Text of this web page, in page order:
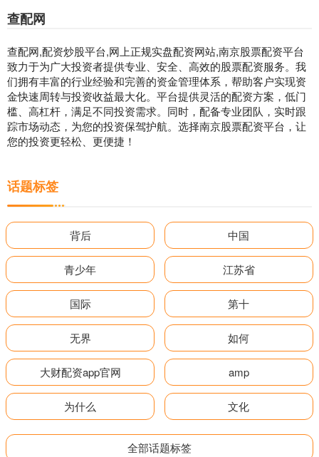
查配网
查配网,配资炒股平台,网上正规实盘配资网站,南京股票配资平台
致力于为广大投资者提供专业、安全、高效的股票配资服务。我
们拥有丰富的行业经验和完善的资金管理体系，帮助客户实现资
金快速周转与投资收益最大化。平台提供灵活的配资方案，低门
槛、高杠杆，满足不同投资需求。同时，配备专业团队，实时跟
踪市场动态，为您的投资保驾护航。选择南京股票配资平台，让
您的投资更轻松、更便捷！
话题标签
背后 中国
青少年 江苏省
国际 第十
无界 如何
大财配资app官网 amp
为什么 文化
全部话题标签